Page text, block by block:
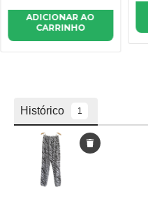
ADICIONAR AO
CARRINHO